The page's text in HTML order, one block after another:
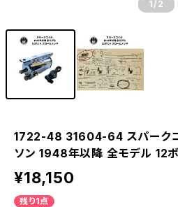
1 /2
1722-48 31604-64 スパーク
ソン 1948年以降 全モデル 12
¥18,150
残り1点